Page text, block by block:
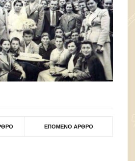
ΕΠΌΜΕΝΟ ΆΡΘΡΟ